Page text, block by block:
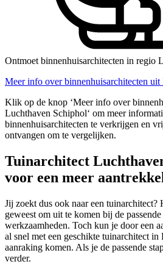
Ontmoet binnenhuisarchitecten in regio
Meer info over binnenhuisarchitecten
Klik op de knop ‘Meer info over
Luchthaven Schiphol‘ om meer
binnenhuisarchitecten te verkrijgen en
ontvangen om te vergelijken.
Tuinarchitect
voor een meer
Jij zoekt dus ook naar een tuinarchitect?
geweest om uit te komen bij de
werkzaamheden. Toch kun je door een
al snel met een geschikte tuinarchitect
aanraking komen. Als je de passende
verder.